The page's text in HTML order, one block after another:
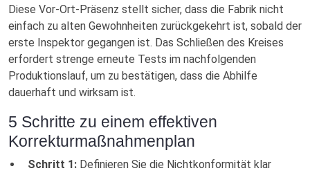
Diese Vor-Ort-Präsenz stellt sicher, dass die Fabrik nicht
einfach zu alten Gewohnheiten zurückgekehrt ist, sobald der
erste Inspektor gegangen ist. Das Schließen des Kreises
erfordert strenge erneute Tests im nachfolgenden
Produktionslauf, um zu bestätigen, dass die Abhilfe
dauerhaft und wirksam ist.
5 Schritte zu einem effektiven
Korrekturmaßnahmenplan
Schritt 1: Definieren Sie die Nichtkonformität klar